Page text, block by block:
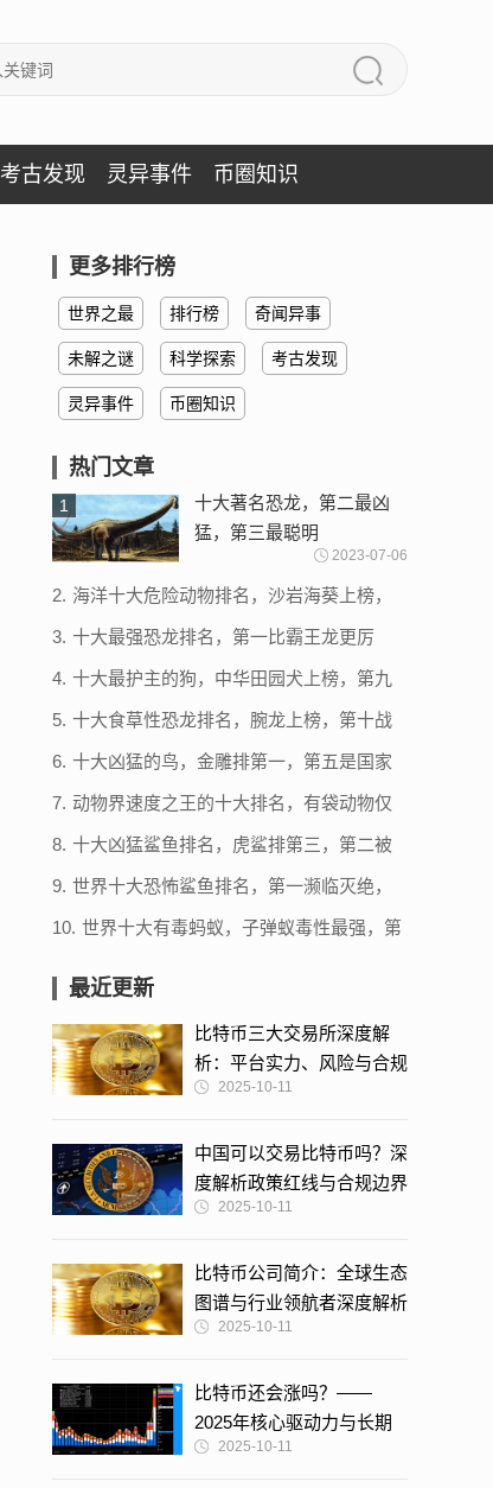
考古发现 灵异事件 币圈知识
更多排行榜
世界之最 排行榜 奇闻异事
未解之谜 科学探索 考古发现
灵异事件 币圈知识
热门文章
1
十大著名恐龙，第二最凶
猛，第三最聪明
2023-07-06
2. 海洋十大危险动物排名，沙岩海葵上榜，
3. 十大最强恐龙排名，第一比霸王龙更厉
4. 十大最护主的狗，中华田园犬上榜，第九
5. 十大食草性恐龙排名，腕龙上榜，第十战
6. 十大凶猛的鸟，金雕排第一，第五是国家
7. 动物界速度之王的十大排名，有袋动物仅
8. 十大凶猛鲨鱼排名，虎鲨排第三，第二被
9. 世界十大恐怖鲨鱼排名，第一濒临灭绝，
10. 世界十大有毒蚂蚁，子弹蚁毒性最强，第
最近更新
比特币三大交易所深度解
析：平台实力、风险与合规
选择指南
2025-10-11
中国可以交易比特币吗？深
度解析政策红线与合规边界
2025-10-11
比特币公司简介：全球生态
图谱与行业领航者深度解析
2025-10-11
比特币还会涨吗？——
2025年核心驱动力与长期
价值深度解析
2025-10-11